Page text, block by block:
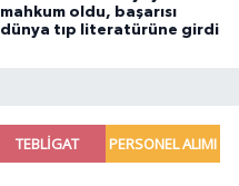
mahkum oldu, başarısı
dünya tıp literatürüne girdi